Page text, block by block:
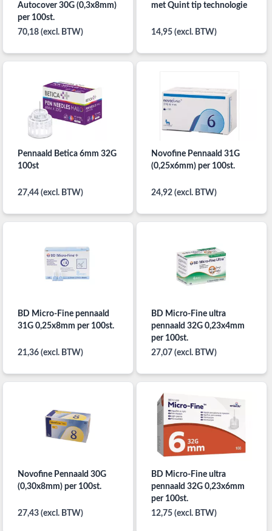
Autocover 30G (0,3x8mm)
per 100st.
70,18 (excl. BTW)
met Quint tip technologie
14,95 (excl. BTW)
Pennaald Betica 6mm 32G
100st
27,44 (excl. BTW)
Novofine Pennaald 31G
(0,25x6mm) per 100st.
24,92 (excl. BTW)
BD Micro-Fine pennaald
31G 0,25x8mm per 100st.
21,36 (excl. BTW)
BD Micro-Fine ultra
pennaald 32G 0,23x4mm
per 100st.
27,07 (excl. BTW)
Novofine Pennaald 30G
(0,30x8mm) per 100st.
27,43 (excl. BTW)
BD Micro-Fine ultra
pennaald 32G 0,23x6mm
per 100st.
12,75 (excl. BTW)